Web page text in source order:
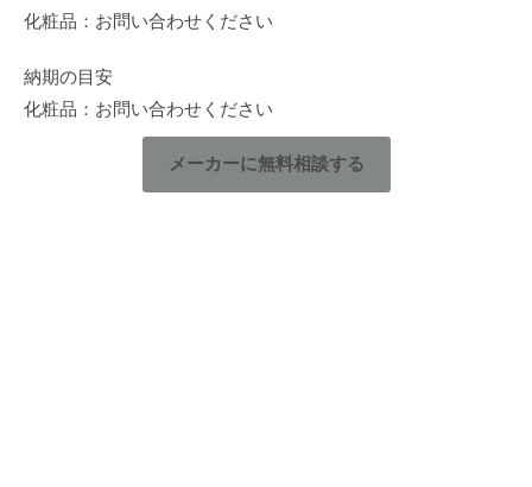
化粧品：お問い合わせください
納期の目安
化粧品：お問い合わせください
メーカーに無料相談する